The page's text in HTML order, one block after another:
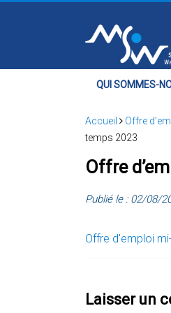
QUI SOMMES-
Accueil Offre
temps 2023
Offre
Publié le : 02/08/
Offre d'emploi
Laisser un